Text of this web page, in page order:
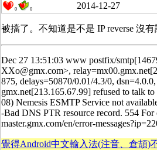
0 0 2014-12-27
被擋了。不知道是不是 IP reverse 沒有
Dec 27 13:51:03 www postfix/
XXo@gmx.com>,
875, delays=50870/0.01/4.3/0,
gmx.net[213.165.67.99] refused to talk
08) Nemesis ESMTP Service not
-Bad DNS PTR resource record. 554
master.gmx.com/en/error-
覺得Android中文輸入法(注音、倉頡)